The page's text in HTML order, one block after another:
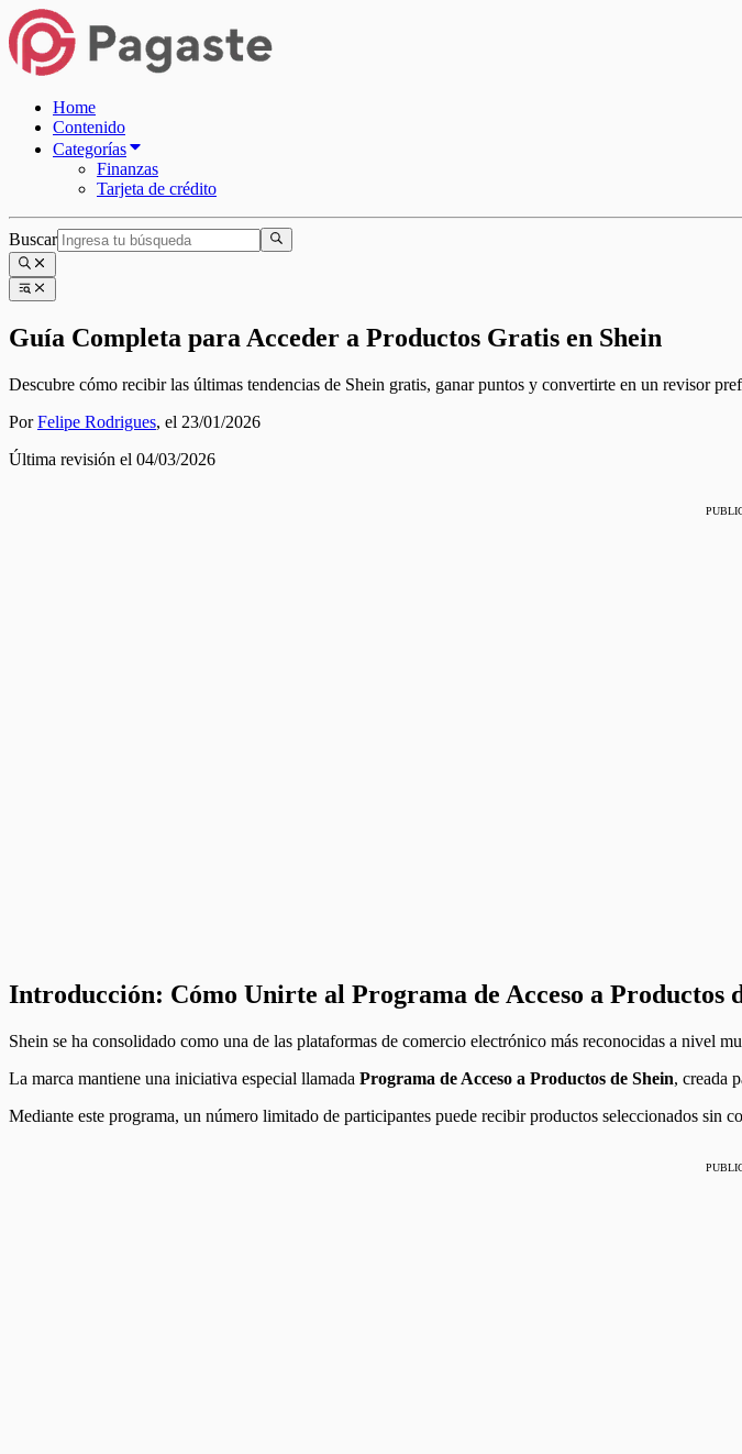
Home
Contenido
Categorías
Finanzas
Tarjeta de crédito
Buscar
Guía Completa para Acceder a Productos Gratis en Shein
Descubre cómo recibir las últimas tendencias de Shein gratis, ganar puntos y convertirte en un revisor
PorFelipe Rodrigues, el 23/01/2026
Última revisión el 04/03/2026
Introducción: Cómo Unirte al Programa de Acceso a Productos
Shein se ha consolidado como una de las plataformas de comercio electrónico más reconocidas a nivel
La marca mantiene una iniciativa especial llamada Programa de Acceso a Productos de Shein, creada
Mediante este programa, un número limitado de participantes puede recibir productos seleccionados sin